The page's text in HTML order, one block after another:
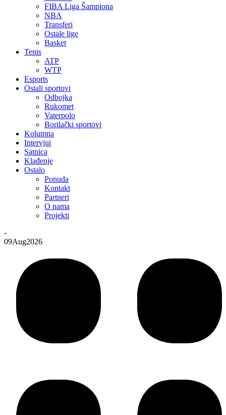
FIBA Liga Šampiona
NBA
Transferi
Ostale lige
Basket
Tenis
ATP
WTP
Esports
Ostali sportovi
Odbojka
Rukomet
Vaterpolo
Borilački sportovi
Kolumna
Intervjui
Satnica
Klađenje
Ostalo
Ponuda
Kontakt
Partneri
O nama
Projekti
-
09Aug2026